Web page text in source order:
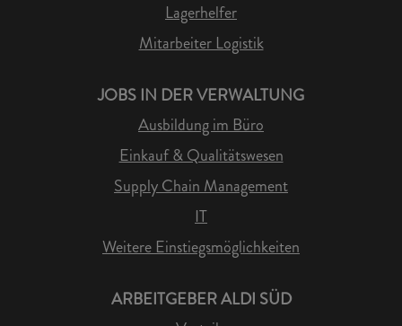
Lagerhelfer
Mitarbeiter Logistik
JOBS IN DER VERWALTUNG
Ausbildung im Büro
Einkauf & Qualitätswesen
Supply Chain Management
IT
Weitere Einstiegsmöglichkeiten
ARBEITGEBER ALDI SÜD